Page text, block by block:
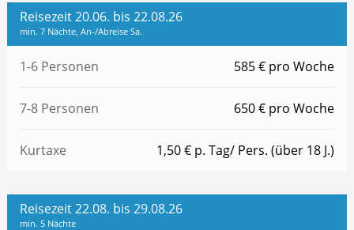
Reisezeit 20.06. bis 22.08.26
min. 7 Nächte, An-/Abreise Sa.
1-6 Personen 585 € pro Woche
7-8 Personen 650 € pro Woche
Kurtaxe 1,50 € p. Tag/ Pers. (über 18 J.)
Reisezeit 22.08. bis 29.08.26
min. 5 Nächte